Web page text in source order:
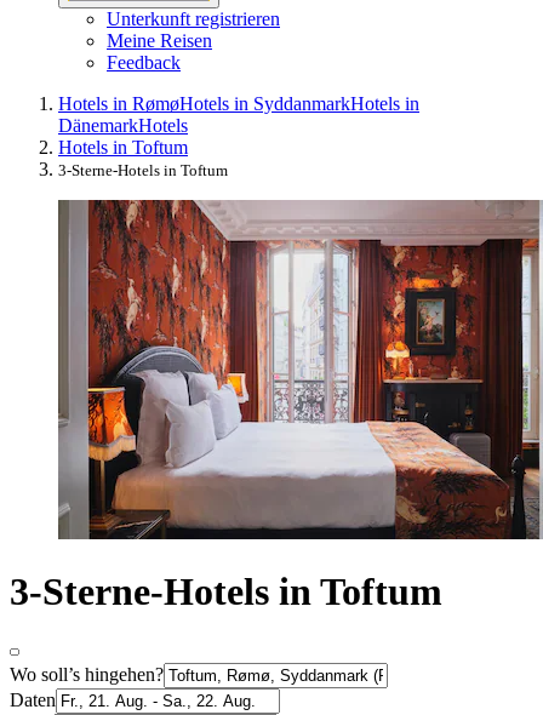
Unterkunft registrieren
Meine Reisen
Feedback
Hotels in RømøHotels in SyddanmarkHotels in
DänemarkHotels
Hotels in Toftum
3-Sterne-Hotels in Toftum
3-Sterne-Hotels in Toftum
Wo soll’s hingehen?
Daten